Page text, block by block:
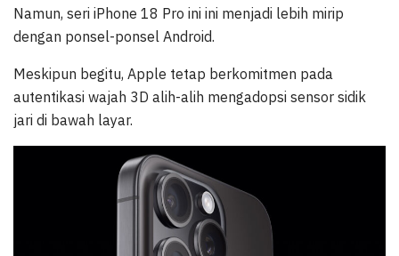
Namun, seri iPhone 18 Pro ini ini menjadi lebih mirip
dengan ponsel-ponsel Android.
Meskipun begitu, Apple tetap berkomitmen pada
autentikasi wajah 3D alih-alih mengadopsi sensor sidik
jari di bawah layar.